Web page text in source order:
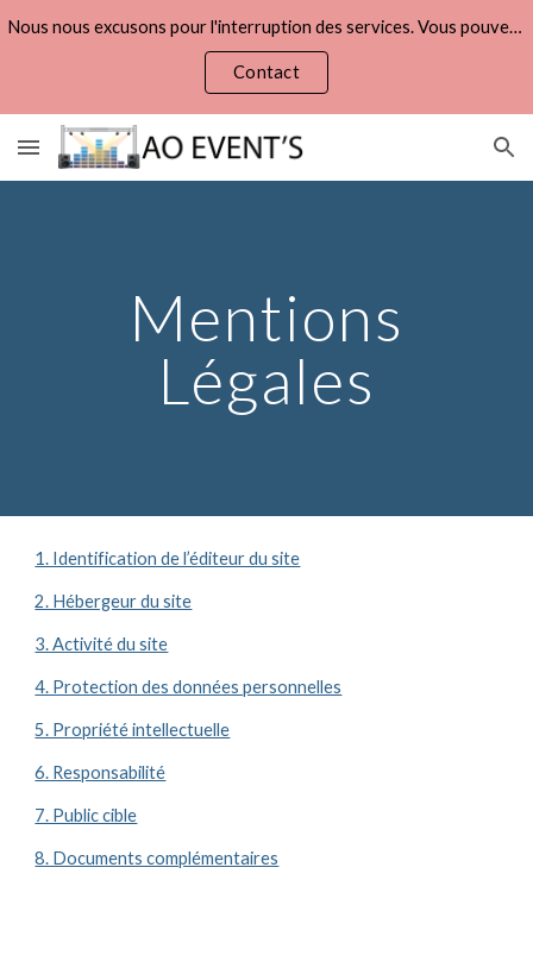
Skip to main content Skip to navigation
Nous nous excusons pour l'interruption des services. Vous pouvez refaire vos demandes de devis via la page :
Contact
Mentions
Légales
1. Identification de l’éditeur du site
2. Hébergeur du site
3. Activité du site
4. Protection des données personnelles
5. Propriété intellectuelle
6. Responsabilité
7. Public cible
8. Documents complémentaires